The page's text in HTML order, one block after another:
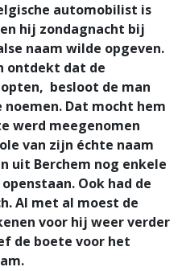
automobilist is
hij zondagnacht bij
naam wilde opgeven.
ontdekt dat de
besloot de man
Dat mocht hem
werd meegenomen
van zijn échte naam
uit Berchem nog enkele
Ook had de
Al met al moest de
voor hij weer verder
de boete voor het